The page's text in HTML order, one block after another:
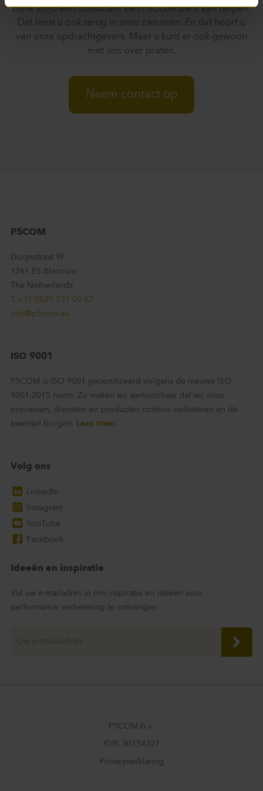
bijna altijd een consultant van P5COM die u kan helpen.
Dat leest u ook terug in onze casussen. En dat hoort u
van onze opdrachtgevers. Maar u kunt er ook gewoon
met ons over praten.
Neem contact op
P5COM
Dorpsstraat 9F
1261 ES Blaricum
The Netherlands
T +31 (0)35 531 00 62
info@p5com.eu
ISO 9001
P5COM is ISO 9001 gecertificeerd volgens de nieuwe ISO
9001:2015 norm. Zo maken wij aantoonbaar dat wij onze
processen, diensten en producten continu verbeteren en de
kwaliteit borgen.
Lees meer.
Volg ons
LinkedIn
Instagram
YouTube
Facebook
Ideeën en inspiratie
Vul uw e-mailadres in om inspiratie en ideeën voor
performance verbetering te ontvangen
P5COM b.v.
KVK 30154327
Privacyverklaring